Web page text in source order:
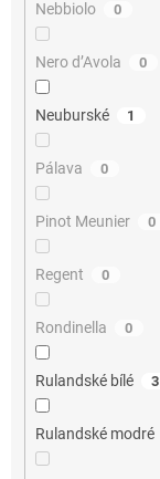
Nebbiolo 0
Nero d’Avola 0
Neuburské 1
Pálava 0
Pinot Meunier 0
Regent 0
Rondinella 0
Rulandské bílé 3
Rulandské modré